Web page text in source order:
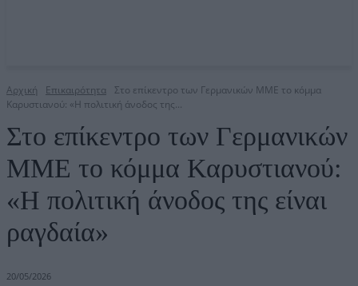
Αρχική Επικαιρότητα
Στο επίκεντρο των Γερμανικών ΜΜΕ το κόμμα
Καρυστιανού: «Η πολιτική άνοδος της...
Στο επίκεντρο των Γερμανικών
ΜΜΕ το κόμμα Καρυστιανού:
«Η πολιτική άνοδος της είναι
ραγδαία»
20/05/2026